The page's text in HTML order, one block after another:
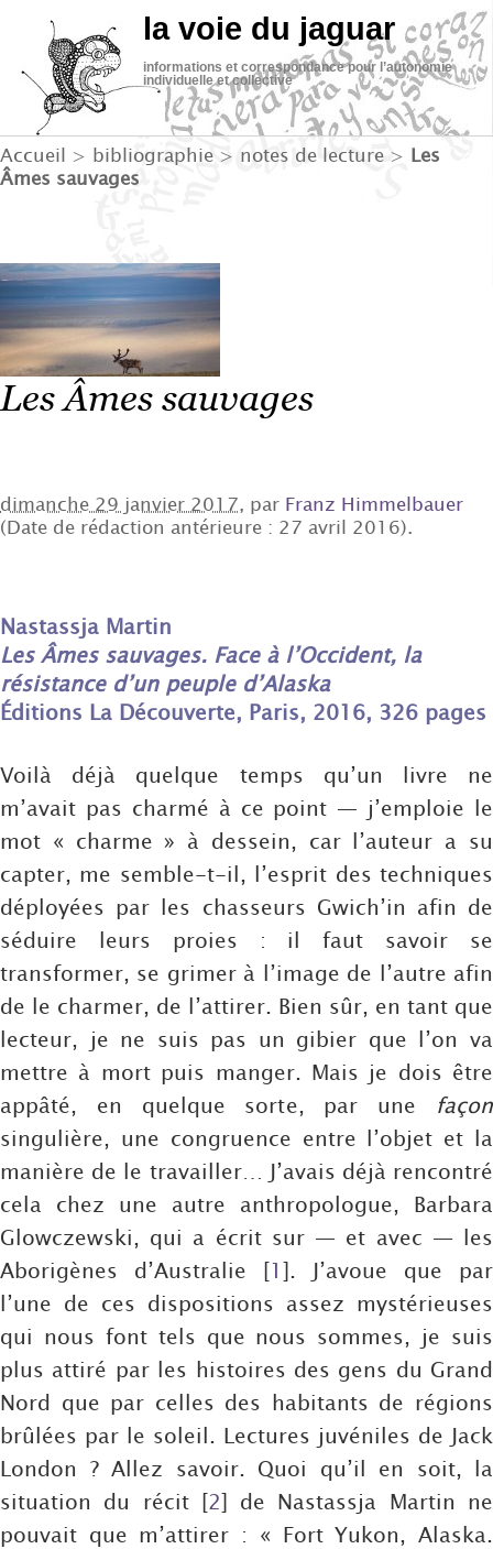
la voie du jaguar
informations et correspondance pour l’autonomie
individuelle et collective
Accueil > bibliographie > notes de lecture > Les
Âmes sauvages
Les Âmes sauvages
dimanche 29 janvier 2017, par Franz Himmelbauer
(Date de rédaction antérieure : 27 avril 2016).
Nastassja Martin
Les Âmes sauvages. Face à l’Occident, la
résistance d’un peuple d’Alaska
Éditions La Découverte, Paris, 2016, 326 pages
Voilà déjà quelque temps qu’un livre ne
m’avait pas charmé à ce point — j’emploie le
mot « charme » à dessein, car l’auteur a su
capter, me semble-t-il, l’esprit des techniques
déployées par les chasseurs Gwich’in afin de
séduire leurs proies : il faut savoir se
transformer, se grimer à l’image de l’autre afin
de le charmer, de l’attirer. Bien sûr, en tant que
lecteur, je ne suis pas un gibier que l’on va
mettre à mort puis manger. Mais je dois être
appâté, en quelque sorte, par une façon
singulière, une congruence entre l’objet et la
manière de le travailler… J’avais déjà rencontré
cela chez une autre anthropologue, Barbara
Glowczewski, qui a écrit sur — et avec — les
Aborigènes d’Australie [1 ]. J’avoue que par
l’une de ces dispositions assez mystérieuses
qui nous font tels que nous sommes, je suis
plus attiré par les histoires des gens du Grand
Nord que par celles des habitants de régions
brûlées par le soleil. Lectures juvéniles de Jack
London ? Allez savoir. Quoi qu’il en soit, la
situation du récit[2] de Nastassja Martin ne
pouvait que m’attirer : « Fort Yukon, Alaska.